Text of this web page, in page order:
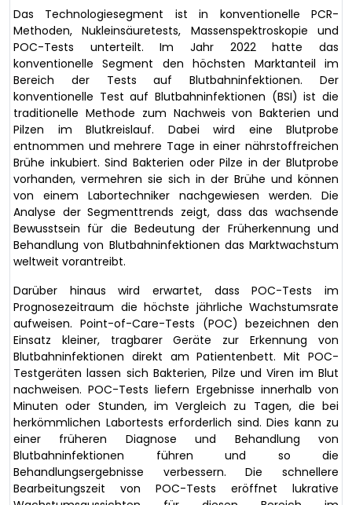
Das Technologiesegment ist in konventionelle PCR-
Methoden, Nukleinsäuretests, Massenspektroskopie und
POC-Tests unterteilt. Im Jahr 2022 hatte das
konventionelle Segment den höchsten Marktanteil im
Bereich der Tests auf Blutbahninfektionen. Der
konventionelle Test auf Blutbahninfektionen (BSI) ist die
traditionelle Methode zum Nachweis von Bakterien und
Pilzen im Blutkreislauf. Dabei wird eine Blutprobe
entnommen und mehrere Tage in einer nährstoffreichen
Brühe inkubiert. Sind Bakterien oder Pilze in der Blutprobe
vorhanden, vermehren sie sich in der Brühe und können
von einem Labortechniker nachgewiesen werden. Die
Analyse der Segmenttrends zeigt, dass das wachsende
Bewusstsein für die Bedeutung der Früherkennung und
Behandlung von Blutbahninfektionen das Marktwachstum
weltweit vorantreibt.
Darüber hinaus wird erwartet, dass POC-Tests im
Prognosezeitraum die höchste jährliche Wachstumsrate
aufweisen. Point-of-Care-Tests (POC) bezeichnen den
Einsatz kleiner, tragbarer Geräte zur Erkennung von
Blutbahninfektionen direkt am Patientenbett. Mit POC-
Testgeräten lassen sich Bakterien, Pilze und Viren im Blut
nachweisen. POC-Tests liefern Ergebnisse innerhalb von
Minuten oder Stunden, im Vergleich zu Tagen, die bei
herkömmlichen Labortests erforderlich sind. Dies kann zu
einer früheren Diagnose und Behandlung von
Blutbahninfektionen führen und so die
Behandlungsergebnisse verbessern. Die schnellere
Bearbeitungszeit von POC-Tests eröffnet lukrative